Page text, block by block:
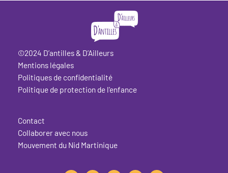
©2024 D’antilles & D’Ailleurs
Mentions légales
Politiques de confidentialité
Politique de protection de l'enfance
Contact
Collaborer avec nous
Mouvement du Nid Martinique